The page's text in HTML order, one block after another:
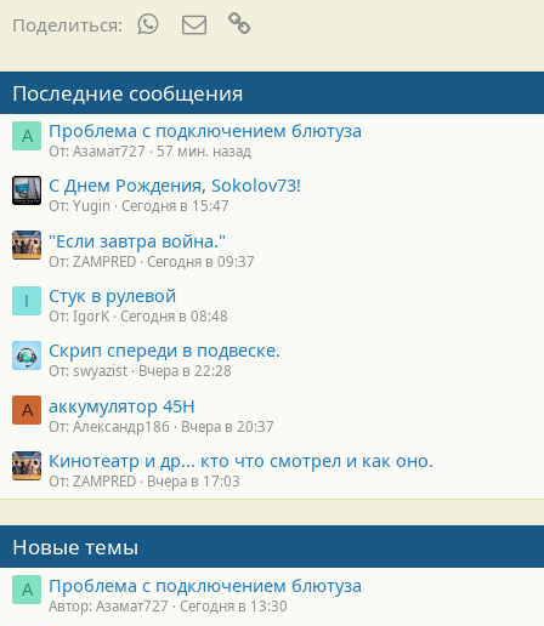
Поделиться: WhatsAppЭлектронная почта
Последние сообщения
А Проблема с подключением блютуза
От: Азамат727 57 мин. назад
С Днем Рождения, Sokolov73!
От: Yugin Сегодня в 15:47
"Если завтра война."
От: ZAMPRED Сегодня в 09:37
I Стук в рулевой
От: IgorK Сегодня в 08:48
Скрип спереди в подвеске.
От: swyazist Вчера в 22:28
А аккумулятор 45H
От: Александр186 Вчера в 20:37
Кинотеатр и др... кто что смотрел и как оно.
От: ZAMPRED Вчера в 17:03
Новые темы
А Проблема с подключением блютуза
Автор: Азамат727 Сегодня в 13:30